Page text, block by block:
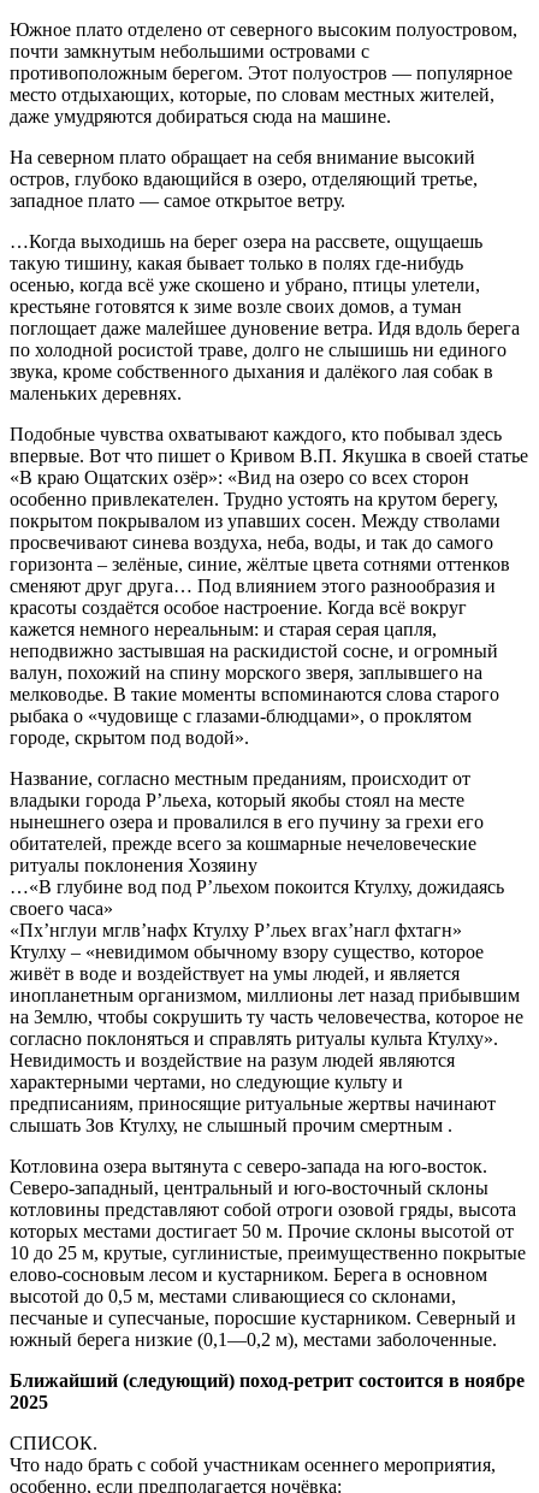
Южное плато отделено от северного высоким полуостровом,
почти замкнутым небольшими островами с
противоположным берегом. Этот полуостров — популярное
место отдыхающих, которые, по словам местных жителей,
даже умудряются добираться сюда на машине.
На северном плато обращает на себя внимание высокий
остров, глубоко вдающийся в озеро, отделяющий третье,
западное плато — самое открытое ветру.
…Когда выходишь на берег озера на рассвете, ощущаешь
такую ​​тишину, какая бывает только в полях где-нибудь
осенью, когда всё уже скошено и убрано, птицы улетели,
крестьяне готовятся к зиме возле своих домов, а туман
поглощает даже малейшее дуновение ветра. Идя вдоль берега
по холодной росистой траве, долго не слышишь ни единого
звука, кроме собственного дыхания и далёкого лая собак в
маленьких деревнях.
Подобные чувства охватывают каждого, кто побывал здесь
впервые. Вот что пишет о Кривом В.П. Якушка в своей статье
«В краю Ощатских озёр»: «Вид на озеро со всех сторон
особенно привлекателен. Трудно устоять на крутом берегу,
покрытом покрывалом из упавших сосен. Между стволами
просвечивают синева воздуха, неба, воды, и так до самого
горизонта – зелёные, синие, жёлтые цвета сотнями оттенков
сменяют друг друга… Под влиянием этого разнообразия и
красоты создаётся особое настроение. Когда всё вокруг
кажется немного нереальным: и старая серая цапля,
неподвижно застывшая на раскидистой сосне, и огромный
валун, похожий на спину морского зверя, заплывшего на
мелководье. В такие моменты вспоминаются слова старого
рыбака о «чудовище с глазами-блюдцами», о проклятом
городе, скрытом под водой».
Название, согласно местным преданиям, происходит от
владыки города Р’льеха, который якобы стоял на месте
нынешнего озера и провалился в его пучину за грехи его
обитателей, прежде всего за кошмарные нечеловеческие
ритуалы поклонения Хозяину
…«В глубине вод под Р’льехом покоится Ктулху, дожидаясь
своего часа»
«Пх’нглуи мглв’нафх Ктулху Р’льех вгах’нагл фхтагн»
Ктулху – «невидимом обычному взору существо, которое
живёт в воде и воздействует на умы людей, и является
инопланетным организмом, миллионы лет назад прибывшим
на Землю, чтобы сокрушить ту часть человечества, которое не
согласно поклоняться и справлять ритуалы культа Ктулху».
Невидимость и воздействие на разум людей являются
характерными чертами, но следующие культу и
предписаниям, приносящие ритуальные жертвы начинают
слышать Зов Ктулху, не слышный прочим смертным .
Котловина озера вытянута с северо-запада на юго-восток.
Северо-западный, центральный и юго-восточный склоны
котловины представляют собой отроги озовой гряды, высота
которых местами достигает 50 м. Прочие склоны высотой от
10 до 25 м, крутые, суглинистые, преимущественно покрытые
елово-сосновым лесом и кустарником. Берега в основном
высотой до 0,5 м, местами сливающиеся со склонами,
песчаные и супесчаные, поросшие кустарником. Северный и
южный берега низкие (0,1—0,2 м), местами заболоченные.
Ближайший (следующий) поход-ретрит состоится в ноябре
2025
СПИСОК.
Что надо брать с собой участникам осеннего мероприятия,
особенно, если предполагается ночёвка: